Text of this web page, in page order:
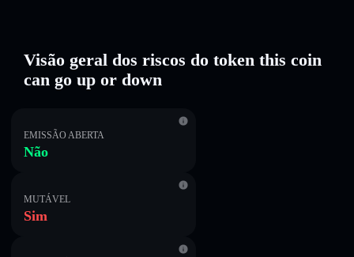
Visão geral dos riscos do token this coin
can go up or down
EMISSÃO ABERTA
Não
MUTÁVEL
Sim